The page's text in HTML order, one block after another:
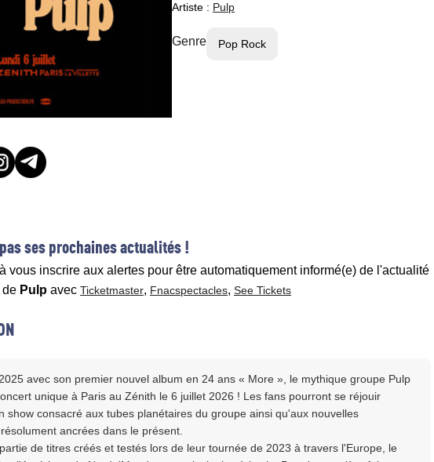
Artiste : Pulp
Genre Pop Rock
ses prochaines actualités !
vous inscrire aux alertes pour être automatiquement informé(e) de l'actualité
de Pulp avec Ticketmaster, Fnacspectacles, See Tickets
avec son premier nouvel album en 24 ans « More », le mythique groupe Pulp
unique à Paris au Zénith le 6 juillet 2026 ! Les fans pourront se réjouir
show consacré aux tubes planétaires du groupe ainsi qu'aux nouvelles
ancrées dans le présent.
de titres créés et testés lors de leur tournée de 2023 à travers l'Europe, le